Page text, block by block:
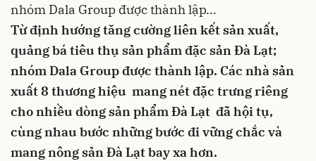
nhóm Dala Group được thành lập...
Từ định hướng tăng cường liên kết sản xuất,
quảng bá tiêu thụ sản phẩm đặc sản Đà Lạt;
nhóm Dala Group được thành lập. Các nhà sản
xuất 8 thương hiệu mang nét đặc trưng riêng
cho nhiều dòng sản phẩm Đà Lạt đã hội tụ,
cùng nhau bước những bước đi vững chắc và
mang nông sản Đà Lạt bay xa hơn.